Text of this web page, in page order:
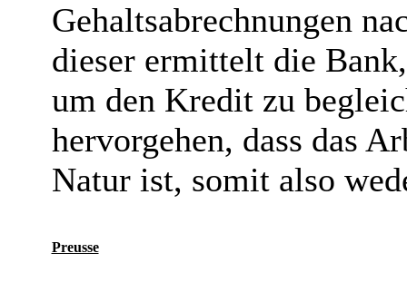
Gehaltsabrechnungen
dieser ermittelt die
um den Kredit zu
hervorgehen, dass das
Natur ist, somit also
Preusse